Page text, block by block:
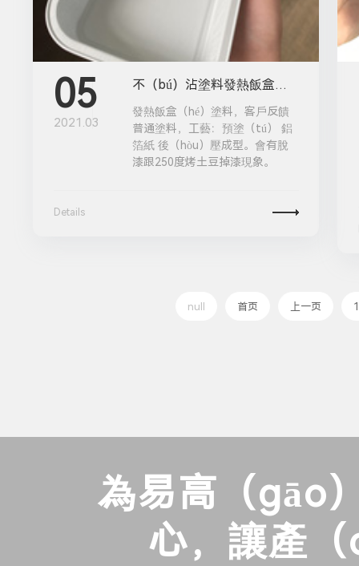
05
2021.03
不（bú）沾塗料發熱飯盒塗料測試
發熱飯盒（hé）塗料，客戶反饋
普通塗料，工藝：預塗（tú） 鋁
箔紙 後（hòu）壓成型。會有脫
漆跟250度烤土豆掉漆現象。
Details
null 首页 上一页
為易高（gāo
心，讓產